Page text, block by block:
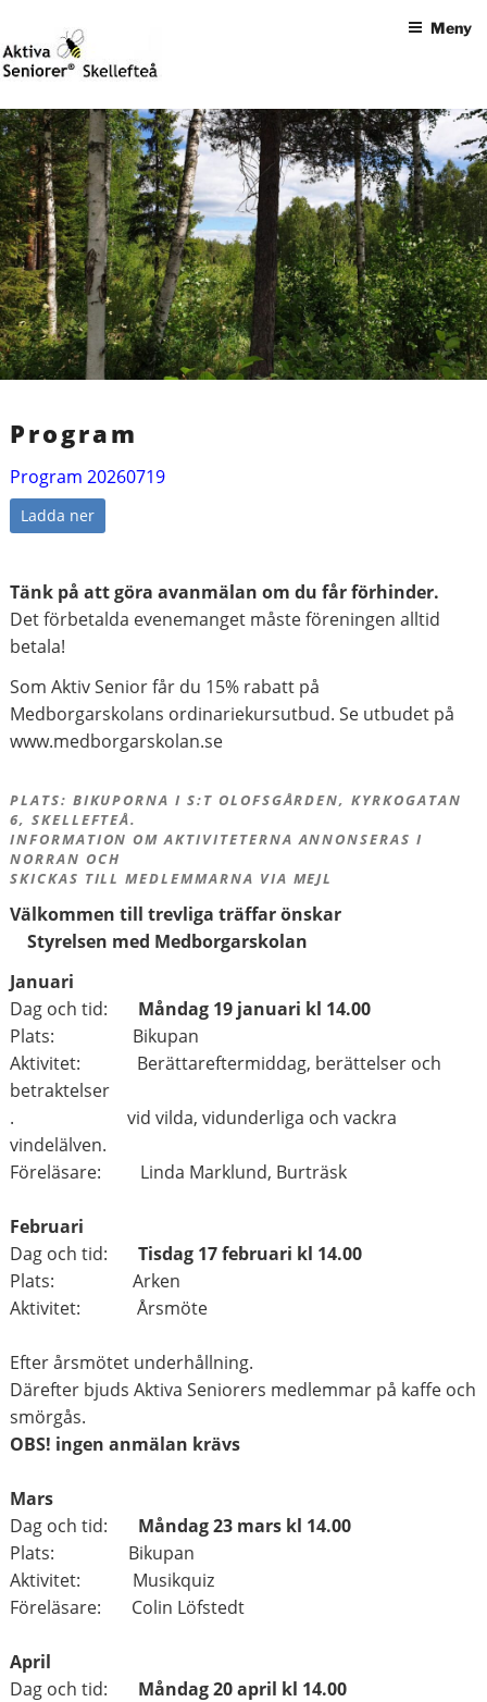
innehåll
AKTIVA SENIORER SKELLEFTEÅ
Meny
Program
Program 20260719
Ladda ner
Tänk på att göra avanmälan om du får förhinder.
Det förbetalda evenemanget måste föreningen alltid
betala!
Som Aktiv Senior får du 15% rabatt på
Medborgarskolans ordinariekursutbud. Se utbudet på
www.medborgarskolan.se
PLATS: BIKUPORNA I S:T OLOFSGÅRDEN, KYRKOGATAN
6, SKELLEFTEÅ.
INFORMATION OM AKTIVITETERNA ANNONSERAS I
NORRAN OCH
SKICKAS TILL MEDLEMMARNA VIA MEJL
Välkommen till trevliga träffar önskar
Styrelsen med Medborgarskolan
Januari
Dag och tid: Måndag 19 januari kl 14.00
Plats: Bikupan
Aktivitet: Berättareftermiddag, berättelser och
betraktelser
. vid vilda, vidunderliga och vackra
vindelälven.
Föreläsare: Linda Marklund, Burträsk
Februari
Dag och tid: Tisdag 17 februari kl 14.00
Plats: Arken
Aktivitet: Årsmöte
Efter årsmötet underhållning.
Därefter bjuds Aktiva Seniorers medlemmar på kaffe och
smörgås.
OBS! ingen anmälan krävs
Mars
Dag och tid: Måndag 23 mars kl 14.00
Plats: Bikupan
Aktivitet: Musikquiz
Föreläsare: Colin Löfstedt
April
Dag och tid: Måndag 20 april kl 14.00